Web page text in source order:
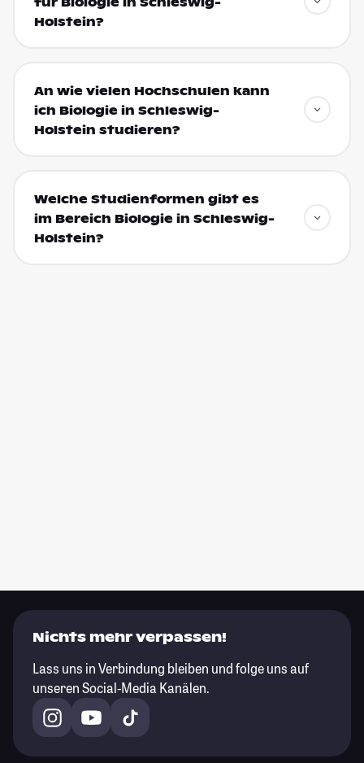
Holstein?
An wie vielen Hochschulen kann
ich Biologie in Schleswig-
Holstein studieren?
Welche Studienformen gibt es
im Bereich Biologie in Schleswig-
Holstein?
Nichts mehr verpassen!
Lass uns in Verbindung bleiben und folge uns auf
unseren Social-Media Kanälen.